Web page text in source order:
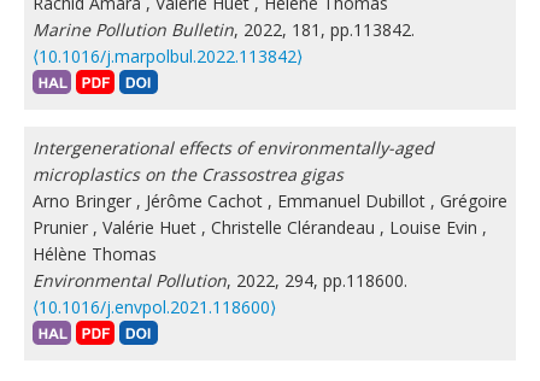
Marine Pollution Bulletin, 2022, 181, pp.113842.
⟨10.1016/j.marpolbul.2022.113842⟩
Intergenerational effects of environmentally-aged
microplastics on the Crassostrea gigas
Arno Bringer , Jérôme Cachot , Emmanuel Dubillot , Grégoire
Prunier , Valérie Huet , Christelle Clérandeau , Louise Evin ,
Hélène Thomas
Environmental Pollution, 2022, 294, pp.118600.
⟨10.1016/j.envpol.2021.118600⟩